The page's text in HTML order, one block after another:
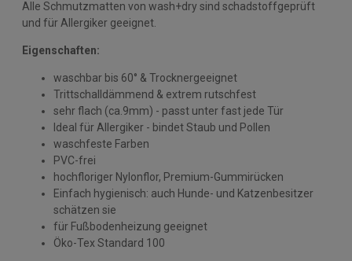
Alle Schmutzmatten von wash+dry sind schadstoffgeprüft
und für Allergiker geeignet.
Eigenschaften:
waschbar bis 60° & Trocknergeeignet
Trittschalldämmend & extrem rutschfest
sehr flach (ca.9mm) - passt unter fast jede Tür
Ideal für Allergiker - bindet Staub und Pollen
waschfeste Farben
PVC-frei
hochfloriger Nylonflor, Premium-Gummirücken
Einfach hygienisch: auch Hunde- und Katzenbesitzer
schätzen sie
für Fußbodenheizung geeignet
Öko-Tex Standard 100